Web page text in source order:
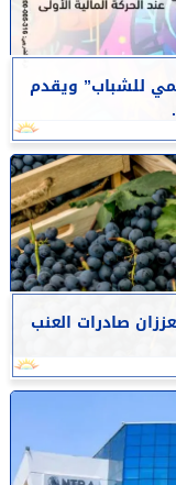
للشباب” ويقدم
صادرات العنب